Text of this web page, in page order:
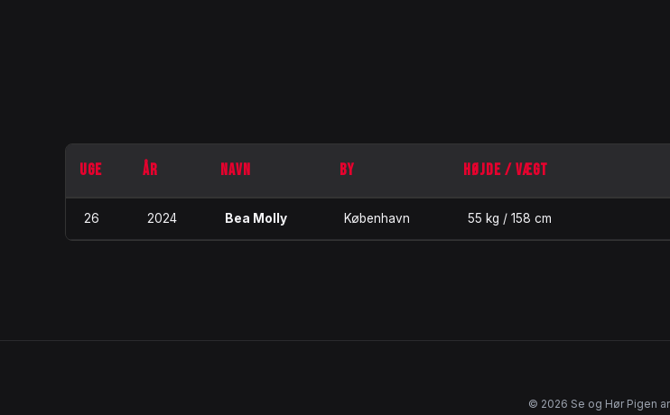
UGE ÅR NAVN BY HØJDE / VÆGT
26 2024 Bea Molly København 55 kg / 158 cm
© 2026 Se og Hør Pigen